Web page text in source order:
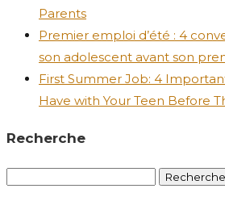
Parents
Premier emploi d’été : 4
son adolescent avant son
First Summer Job: 4
Have with Your Teen Before
Recherche